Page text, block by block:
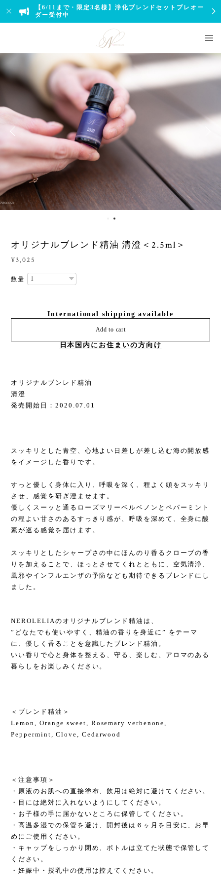
【6/11まで・限定3名様】浄化ブレンドセットプレオー
ダー受付中
オリジナルブレンド精油 清澄＜2.5ml＞
¥3,025
数量
International shipping available
Add to cart
日本国内にお住まいの方向け
オリジナルブンレド精油
清澄
発売開始日：2020.07.01
スッキリとした青空、心地よい日差しが差し込む海の開放感
をイメージした香りです。
すっと優しく身体に入り、呼吸を深く、程よく頭をスッキリ
させ、感覚を研ぎ澄ませます。
優しくスーッと通るローズマリーベルベノンとペパーミント
の程よい甘さのあるすっきり感が、呼吸を深めて、全身に酸
素が巡る感覚を届けます。
スッキリとしたシャープさの中にほんのり香るクローブの香
りを加えることで、ほっとさせてくれとともに、空気清浄、
風邪やインフルエンザの予防なども期待できるブレンドにし
ました。
NEROLELIAのオリジナルブレンド精油は、
”どなたでも使いやすく、精油の香りを身近に” をテーマ
に、優しく香ることを意識したブレンド精油。
いい香りで心と身体を整える、守る、楽しむ、アロマのある
暮らしをお楽しみください。
＜ブレンド精油＞
Lemon, Orange sweet, Rosemary verbenone,
Peppermint, Clove, Cedarwood
＜注意事項＞
・原液のお肌への直接塗布、飲用は絶対に避けてください。
・目には絶対に入れないようにしてください。
・お子様の手に届かないところに保管してください。
・高温多湿での保管を避け、開封後は６ヶ月を目安に、お早
めにご使用ください。
・キャップをしっかり閉め、ボトルは立てた状態で保管して
ください。
・妊娠中・授乳中の使用は控えてください。